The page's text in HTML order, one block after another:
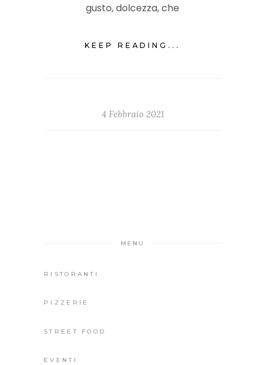
gusto, dolcezza, che
KEEP READING...
4 Febbraio 2021
MENU
RISTORANTI
PIZZERIE
STREET FOOD
EVENTI